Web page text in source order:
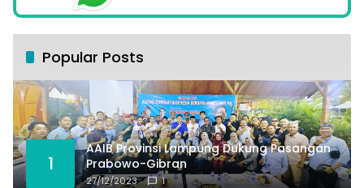
Popular Posts
1
AAIB Provinsi Lampung Dukung Pasangan
Prabowo-Gibran
27/12/2023 1